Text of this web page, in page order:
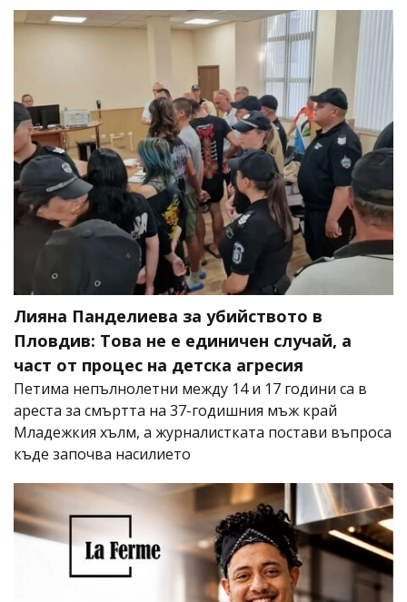
Лияна Панделиева за убийството в
Пловдив: Това не е единичен случай, а
част от процес на детска агресия
Петима непълнолетни между 14 и 17 години са в
ареста за смъртта на 37-годишния мъж край
Младежкия хълм, а журналистката постави въпроса
къде започва насилието